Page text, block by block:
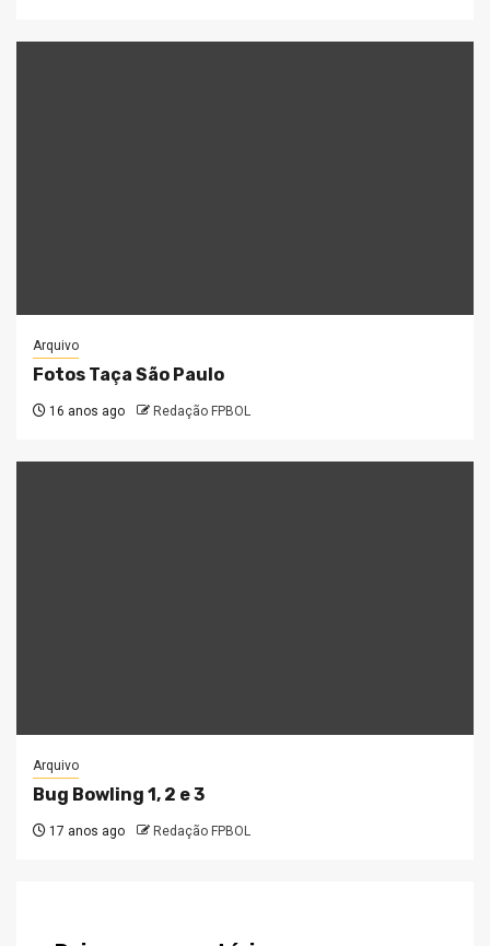
Arquivo
Fotos Taça São Paulo
16 anos ago Redação FPBOL
Arquivo
Bug Bowling 1, 2 e 3
17 anos ago Redação FPBOL